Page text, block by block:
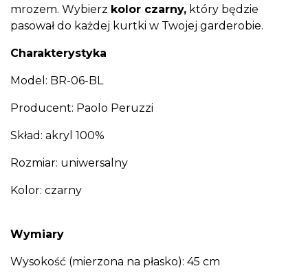
mrozem. Wybierz kolor czarny, który będzie
pasował do każdej kurtki w Twojej garderobie.
Charakterystyka
Model: BR-06-BL
Producent: Paolo Peruzzi
Skład: akryl 100%
Rozmiar: uniwersalny
Kolor: czarny
Wymiary
Wysokość (mierzona na płasko): 45 cm